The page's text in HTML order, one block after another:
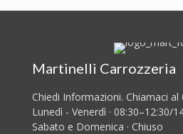
Martinelli Carrozzeria
Chiedi Informazioni. Chiamaci al
Lunedì - Venerdì · 08:30–12:30/
Sabato e Domenica · Chiuso